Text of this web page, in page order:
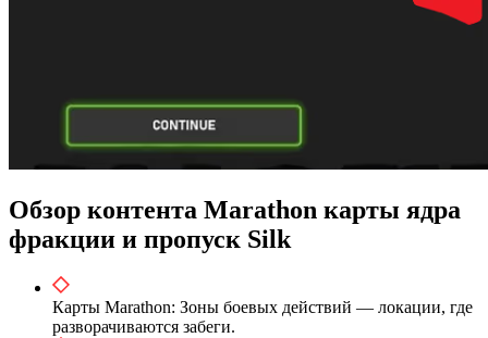
Обзор контента Marathon карты ядра
фракции и пропуск Silk
Карты Marathon: Зоны боевых действий — локации, где
разворачиваются забеги.